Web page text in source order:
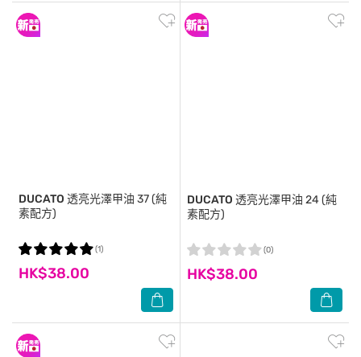
DUCATO 透亮光澤甲油 37 (純
素配方)
HK$38.00
(1)
DUCATO 透亮光澤甲油 24 (純
素配方)
HK$38.00
(0)